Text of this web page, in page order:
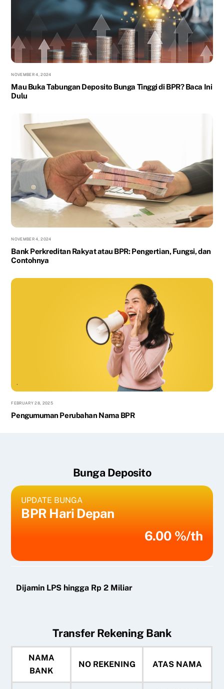
NOVEMBER 4, 2024
Mau Buka Tabungan Deposito Bunga Tinggi di BPR? Baca Ini
Dulu
NOVEMBER 4, 2024
Bank Perkreditan Rakyat atau BPR: Pengertian, Fungsi, dan
Contohnya
FEBRUARY 28, 2025
Pengumuman Perubahan Nama BPR
Bunga Deposito
UPDATE BUNGA
BPR Hari Depan
6.00 %/th
Dijamin LPS hingga Rp 2 Miliar
Transfer Rekening Bank
NAMA
BANK
NO REKENING ATAS NAMA